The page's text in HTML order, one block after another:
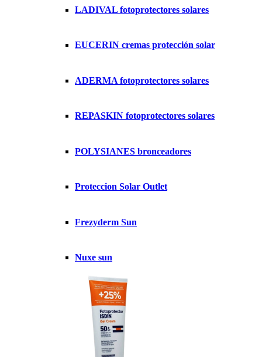
LADIVAL fotoprotectores solares
EUCERIN cremas protección solar
ADERMA fotoprotectores solares
REPASKIN fotoprotectores solares
POLYSIANES bronceadores
Proteccion Solar Outlet
Frezyderm Sun
Nuxe sun